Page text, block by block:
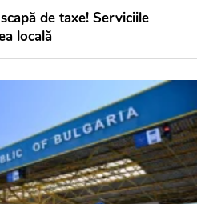
de taxe! Serviciile
locală